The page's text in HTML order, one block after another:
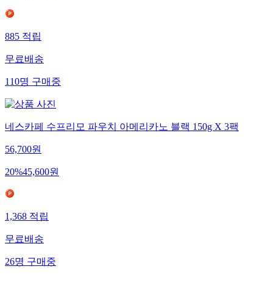
885적립
무료배송
110명구매중
네스카페 수프리모 파우치 아메리카노 블랙 150g X 3팩
56,700원
20%45,600원
1,368적립
무료배송
26명구매중